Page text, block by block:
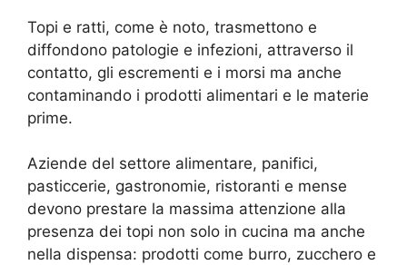
Topi e ratti, come è noto, trasmettono e
diffondono patologie e infezioni, attraverso il
contatto, gli escrementi e i morsi ma anche
contaminando i prodotti alimentari e le materie
prime.
Aziende del settore alimentare, panifici,
pasticcerie, gastronomie, ristoranti e mense
devono prestare la massima attenzione alla
presenza dei topi non solo in cucina ma anche
nella dispensa: prodotti come burro, zucchero e